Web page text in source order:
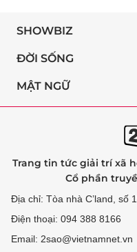
SHOWBIZ
ĐỜI SỐNG
MẬT NGỮ
Trang tin tức giải trí xã
Cổ phần
Địa chỉ: Tòa nhà C’land, số
Điện thoại: 094 388 8166
Email: 2sao@vietnamnet.vn